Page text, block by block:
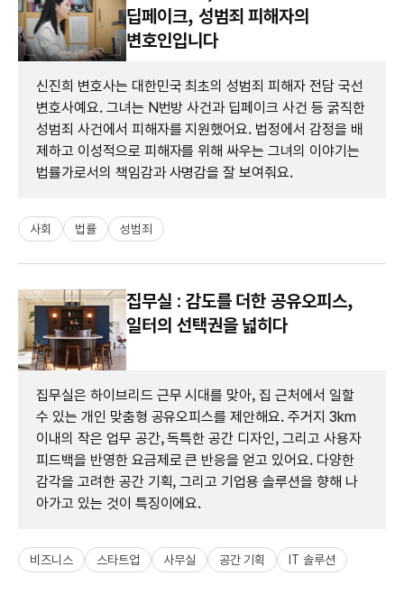
딥페이크, 성범죄 피해자의
변호인입니다
신진희 변호사는 대한민국 최초의 성범죄 피해자 전담 국선
변호사예요. 그녀는 N번방 사건과 딥페이크 사건 등 굵직한
성범죄 사건에서 피해자를 지원했어요. 법정에서 감정을 배
제하고 이성적으로 피해자를 위해 싸우는 그녀의 이야기는
법률가로서의 책임감과 사명감을 잘 보여줘요.
사회 법률 성범죄
집무실 : 감도를 더한 공유오피스,
일터의 선택권을 넓히다
집무실은 하이브리드 근무 시대를 맞아, 집 근처에서 일할
수 있는 개인 맞춤형 공유오피스를 제안해요. 주거지 3km
이내의 작은 업무 공간, 독특한 공간 디자인, 그리고 사용자
피드백을 반영한 요금제로 큰 반응을 얻고 있어요. 다양한
감각을 고려한 공간 기획, 그리고 기업용 솔루션을 향해 나
아가고 있는 것이 특징이에요.
비즈니스 스타트업 사무실 공간 기획 IT 솔루션